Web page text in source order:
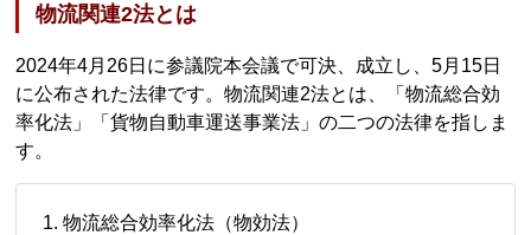
物流関連2法とは
2024年4月26日に参議院本会議で可決、成立し、5月15日
に公布された法律です。物流関連2法とは、「物流総合効
率化法」「貨物自動車運送事業法」の二つの法律を指しま
す。
物流総合効率化法（物効法）